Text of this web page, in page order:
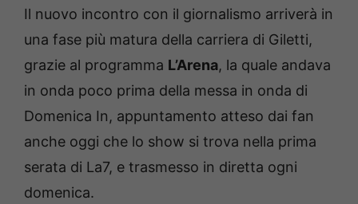
Il nuovo incontro con il giornalismo arriverà in
una fase più matura della carriera di Giletti,
grazie al programma L’Arena, la quale andava
in onda poco prima della messa in onda di
Domenica In, appuntamento atteso dai fan
anche oggi che lo show si trova nella prima
serata di La7, e trasmesso in diretta ogni
domenica.